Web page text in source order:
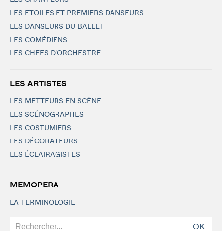
LES ETOILES ET PREMIERS DANSEURS
LES DANSEURS DU BALLET
LES COMÉDIENS
LES CHEFS D'ORCHESTRE
LES ARTISTES
LES METTEURS EN SCÈNE
LES SCÉNOGRAPHES
LES COSTUMIERS
LES DÉCORATEURS
LES ÉCLAIRAGISTES
MEMOPERA
LA TERMINOLOGIE
OK